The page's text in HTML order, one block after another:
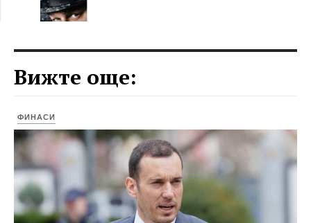
Вижте още:
ФИНАСИ